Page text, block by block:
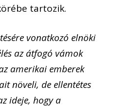
tartozik.
vonatkozó elnöki
az átfogó vámok
amerikai emberek
növeli, de ellentétes
ideje, hogy a